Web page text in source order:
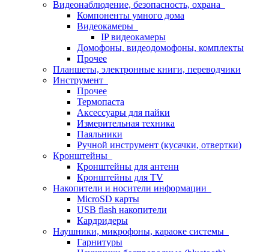
Видеонаблюдение, безопасность, охрана
Компоненты умного дома
Видеокамеры
IP видеокамеры
Домофоны, видеодомофоны, комплекты
Прочее
Планшеты, электронные книги, переводчики
Инструмент
Прочее
Термопаста
Аксессуары для пайки
Измерительная техника
Паяльники
Ручной инструмент (кусачки, отвертки)
Кронштейны
Кронштейны для антенн
Кронштейны для TV
Накопители и носители информации
MicroSD карты
USB flash накопители
Кардридеры
Наушники, микрофоны, караоке системы
Гарнитуры